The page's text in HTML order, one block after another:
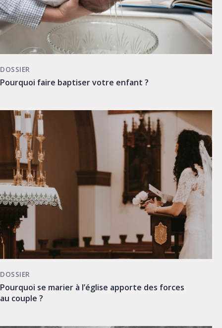
Pourquoi faire baptiser votre enfant ?
DOSSIER
Pourquoi se marier à l’église apporte des forces
au couple ?
DOSSIER